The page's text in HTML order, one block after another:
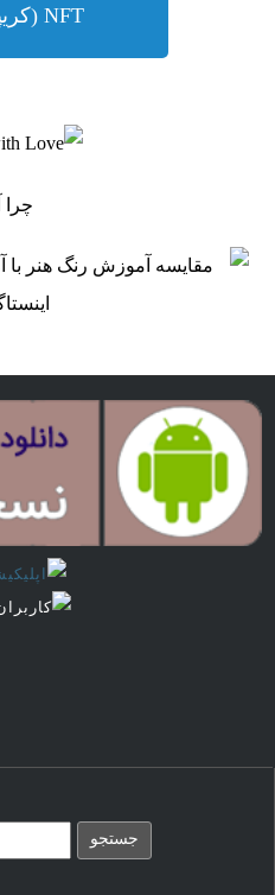
NFT (کریپتوآرت)